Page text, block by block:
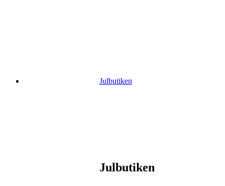
Julbutiken
Julbutiken